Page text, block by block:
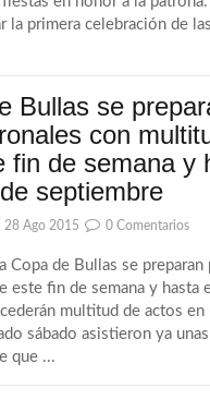
la primera celebración de
Bullas se
con
fin de semana y
septiembre
28 Ago 2015 0 Comentarios
Copa de Bullas se
este fin de semana y hasta
multitud de actos en
sábado asistieron ya
que ...